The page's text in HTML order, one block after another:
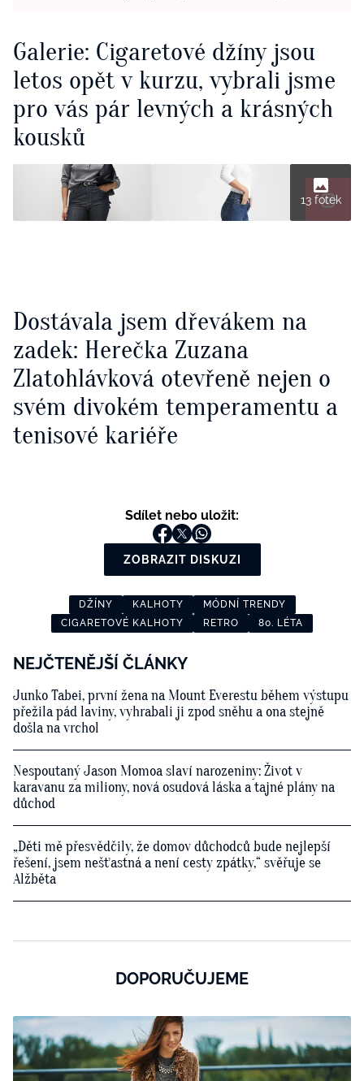
Galerie: Cigaretové džíny jsou
letos opět v kurzu, vybrali jsme
pro vás pár levných a krásných
kousků
13 fotek
Dostávala jsem dřevákem na
zadek: Herečka Zuzana
Zlatohlávková otevřeně nejen o
svém divokém temperamentu a
tenisové kariéře
Sdílet nebo uložit:
ZOBRAZIT DISKUZI
DŽÍNY KALHOTY
MÓDNÍ TRENDY
CIGARETOVÉ KALHOTY
RETRO 80. LÉTA
NEJČTENĚJŠÍ ČLÁNKY
Junko Tabei, první žena na Mount Everestu během výstupu
přežila pád laviny, vyhrabali ji zpod sněhu a ona stejně
došla na vrchol
Nespoutaný Jason Momoa slaví narozeniny: Život v
karavanu za miliony, nová osudová láska a tajné plány na
důchod
„Děti mě přesvědčily, že domov důchodců bude nejlepší
řešení, jsem nešťastná a není cesty zpátky,“ svěřuje se
Alžběta
DOPORUČUJEME